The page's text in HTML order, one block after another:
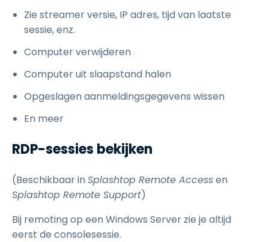
Zie streamer versie, IP adres, tijd van laatste
sessie, enz.
Computer verwijderen
Computer uit slaapstand halen
Opgeslagen aanmeldingsgegevens wissen
En meer
RDP-sessies bekijken
(Beschikbaar inSplashtop Remote Accessen
Splashtop Remote Support)
Bij remoting op een Windows Server zie je altijd
eerst de consolesessie.